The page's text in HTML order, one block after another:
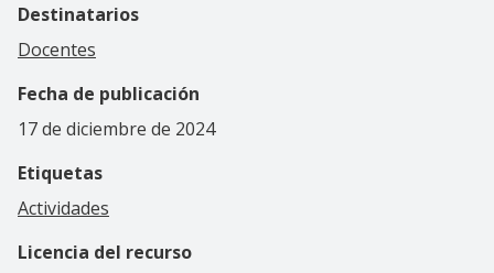
Destinatarios
Docentes
Fecha de publicación
17 de diciembre de 2024
Etiquetas
Actividades
Licencia del recurso